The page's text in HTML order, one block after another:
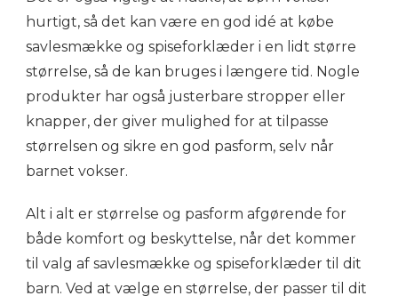
hurtigt, så det kan være en god idé at købe
savlesmække og spiseforklæder i en lidt større
størrelse, så de kan bruges i længere tid. Nogle
produkter har også justerbare stropper eller
knapper, der giver mulighed for at tilpasse
størrelsen og sikre en god pasform, selv når
barnet vokser.
Alt i alt er størrelse og pasform afgørende for
både komfort og beskyttelse, når det kommer
til valg af savlesmække og spiseforklæder til dit
barn. Ved at vælge en størrelse, der passer til dit